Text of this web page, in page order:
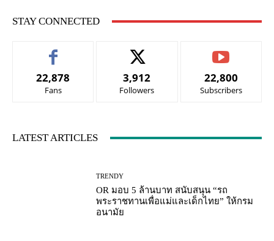
STAY CONNECTED
22,878
Fans
3,912
Followers
22,800
Subscribers
LATEST ARTICLES
TRENDY
OR มอบ 5 ล้านบาท สนับสนุน “รถ
พระราชทานเพื่อแม่และเด็กไทย” ให้กรม
อนามัย